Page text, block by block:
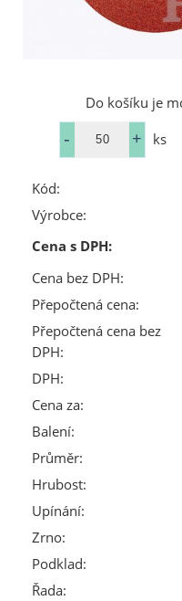
Do košíku je
ks
Kód:
Výrobce:
Cena s DPH:
Cena bez DPH:
Přepočtená cena:
Přepočtená cena bez
DPH:
DPH:
Cena za:
Balení:
Průměr:
Hrubost:
Upínání:
Zrno:
Podklad:
Řada: